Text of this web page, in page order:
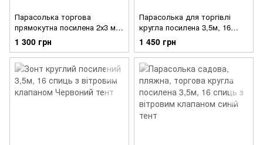
Парасолька торгова
прямокутна посилена 2х3 м.
з вітровим клапаном
зелений тент
1 300 грн
Парасолька для торгівлі
кругла посилена 3,5м, 16
спиць з вітровим клапаном
зелений тент
1 450 грн